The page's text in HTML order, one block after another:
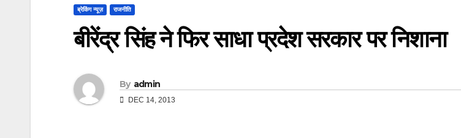
ब्रेकिंग न्यूज़ राजनीति
बीरेंद्र सिंह ने फिर साधा प्रदेश सरकार पर निशाना
By admin
DEC 14, 2013